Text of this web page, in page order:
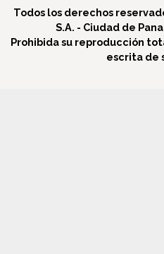
Todos los derechos
S.A. - Ciudad de
Prohibida su reproducción
escrita de